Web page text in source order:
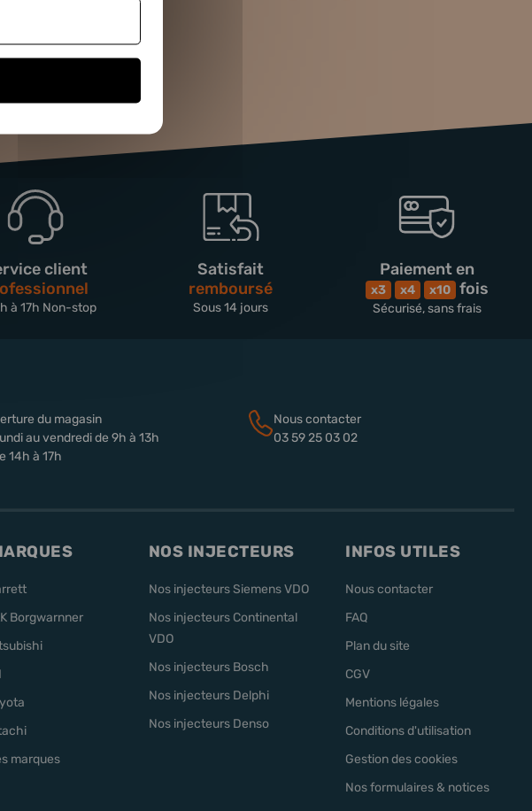
client
à 17h Non-stop
Satisfait
remboursé
Sous 14 jours
Paiement en
x3 x4 x10 fois
Sécurisé, sans frais
du magasin
au vendredi de 9h à 13h
14h à 17h
Nous contacter
03 59 25 03 02
Borgwarnner
marques
NOS INJECTEURS
Nos injecteurs Siemens VDO
Nos injecteurs Continental
VDO
Nos injecteurs Bosch
Nos injecteurs Delphi
Nos injecteurs Denso
INFOS UTILES
Nous contacter
FAQ
Plan du site
CGV
Mentions légales
Conditions d'utilisation
Gestion des cookies
Nos formulaires & notices